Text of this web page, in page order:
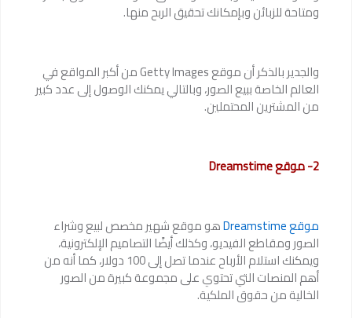
ومتاحة للزبائن وبإمكانك تحقيق الربح منها.
والجدير بالذكر أن موقع Getty Images من أكبر المواقع في
العالم الخاصة ببيع الصور، وبالتالي يمكنك الوصول إلى عدد كبير
من المشترين المحتملين.
2- موقع Dreamstime
موقع Dreamstime هو موقع شهير مخصص لبيع وشراء
الصور ومقاطع الفيديو، وكذلك أيضًا التصاميم الإلكترونية،
ويمكنك استلام الأرباح عندما تصل إلى 100 دولار، كما أنه من
أهم المنصات التي تحتوي على مجموعة كبيرة من الصور
الخالية من حقوق الملكية.